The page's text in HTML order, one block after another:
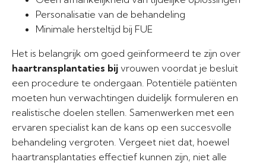
Personalisatie van de behandeling
Minimale hersteltijd bij FUE
Het is belangrijk om goed geïnformeerd te zijn over
haartransplantaties bij vrouwen voordat je besluit
een procedure te ondergaan. Potentiële patiënten
moeten hun verwachtingen duidelijk formuleren en
realistische doelen stellen. Samenwerken met een
ervaren specialist kan de kans op een succesvolle
behandeling vergroten. Vergeet niet dat, hoewel
haartransplantaties effectief kunnen zijn, niet alle